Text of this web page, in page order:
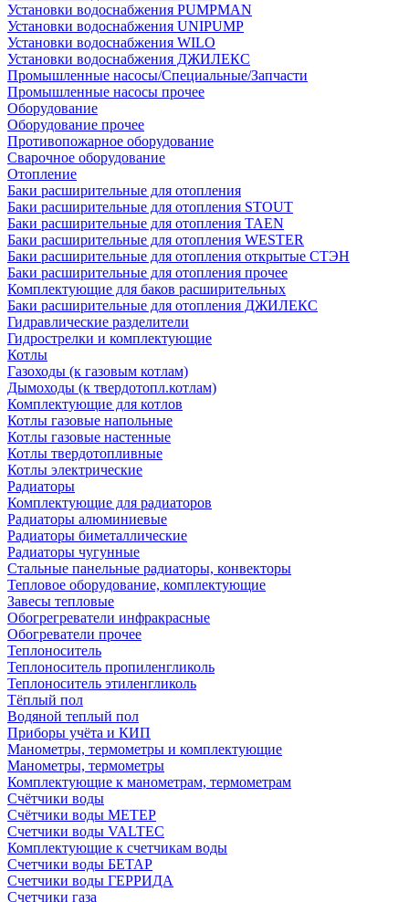
Установки водоснабжения PUMPMAN
Установки водоснабжения UNIPUMP
Установки водоснабжения WILO
Установки водоснабжения ДЖИЛЕКС
Промышленные насосы/Специальные/Запчасти
Промышленные насосы прочее
Оборудование
Оборудование прочее
Противопожарное оборудование
Сварочное оборудование
Отопление
Баки расширительные для отопления
Баки расширительные для отопления STOUT
Баки расширительные для отопления TAEN
Баки расширительные для отопления WESTER
Баки расширительные для отопления открытые СТЭН
Баки расширительные для отопления прочее
Комплектующие для баков расширительных
Баки расширительные для отопления ДЖИЛЕКС
Гидравлические разделители
Гидрострелки и комплектующие
Котлы
Газоходы (к газовым котлам)
Дымоходы (к твердотопл.котлам)
Комплектующие для котлов
Котлы газовые напольные
Котлы газовые настенные
Котлы твердотопливные
Котлы электрические
Радиаторы
Комплектующие для радиаторов
Радиаторы алюминиевые
Радиаторы биметаллические
Радиаторы чугунные
Стальные панельные радиаторы, конвекторы
Тепловое оборудование, комплектующие
Завесы тепловые
Обогрегреватели инфракрасные
Обогреватели прочее
Теплоноситель
Теплоноситель пропиленгликоль
Теплоноситель этиленгликоль
Тёплый пол
Водяной теплый пол
Приборы учёта и КИП
Манометры, термометры и комплектующие
Манометры, термометры
Комплектующие к манометрам, термометрам
Счётчики воды
Счётчики воды МЕТЕР
Счетчики воды VALTEC
Комплектующие к счетчикам воды
Счетчики воды БЕТАР
Счетчики воды ГЕРРИДА
Счетчики газа